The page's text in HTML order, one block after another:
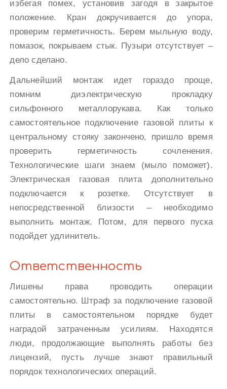
избегая помех, установив загодя в закрытое
положение. Кран докручивается до упора,
проверим герметичность. Берем мыльную воду,
помазок, покрываем стык. Пузыри отсутствует –
дело сделано.
Дальнейший монтаж идет гораздо проще,
помним диэлектрическую прокладку
сильфонного металлорукава. Как только
самостоятельное подключение газовой плиты к
центральному стояку закончено, пришло время
проверить герметичность сочленения.
Технологические шаги знаем (мыло поможет).
Электрическая газовая плита дополнительно
подключается к розетке. Отсутствует в
непосредственной близости – необходимо
выполнить монтаж. Потом, для первого пуска
подойдет удлинитель.
Ответственность
Лишены права проводить операции
самостоятельно. Штраф за подключение газовой
плиты в самостоятельном порядке будет
наградой затраченным усилиям. Находятся
люди, продолжающие выполнять работы без
лицензий, пусть лучше знают правильный
порядок технологических операций.